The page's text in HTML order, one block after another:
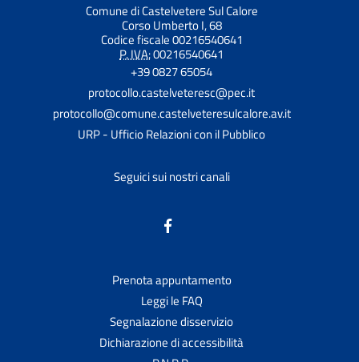
Comune di Castelvetere Sul Calore
Corso Umberto I, 68
Codice fiscale 00216540641
P. IVA:00216540641
+39 0827 65054
protocollo.castelveteresc@pec.it
protocollo@comune.castelveteresulcalore.av.it
URP - Ufficio Relazioni con il Pubblico
Seguici sui nostri canali
Prenota appuntamento
Leggi le FAQ
Segnalazione disservizio
Dichiarazione di accessibilità